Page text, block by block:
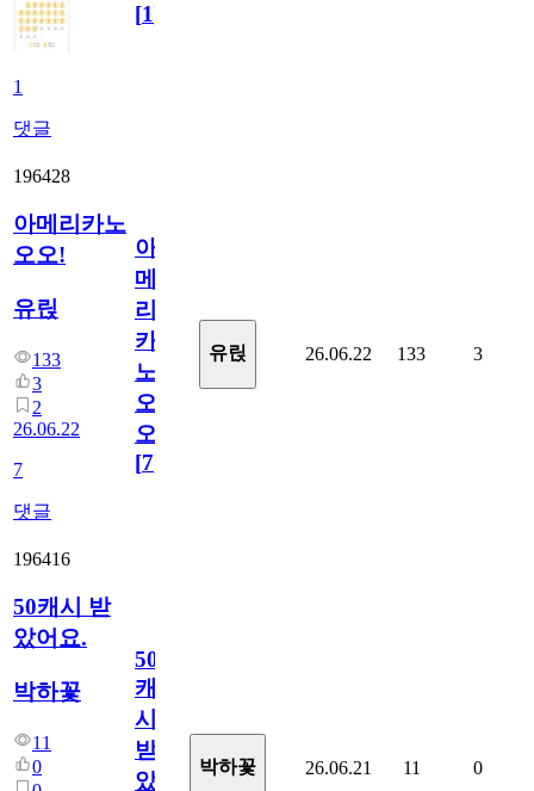
1
댓글
[1]
196428
아메리카노
오오!
유릱
133
3
2
26.06.22
7
댓글
아
메
리
카
노
오
오!
[7]
유릱 26.06.22 133 3
196416
50캐시 받
았어요.
박하꽃
11
0
50
캐
시
받
았
박하꽃 26.06.21 11 0